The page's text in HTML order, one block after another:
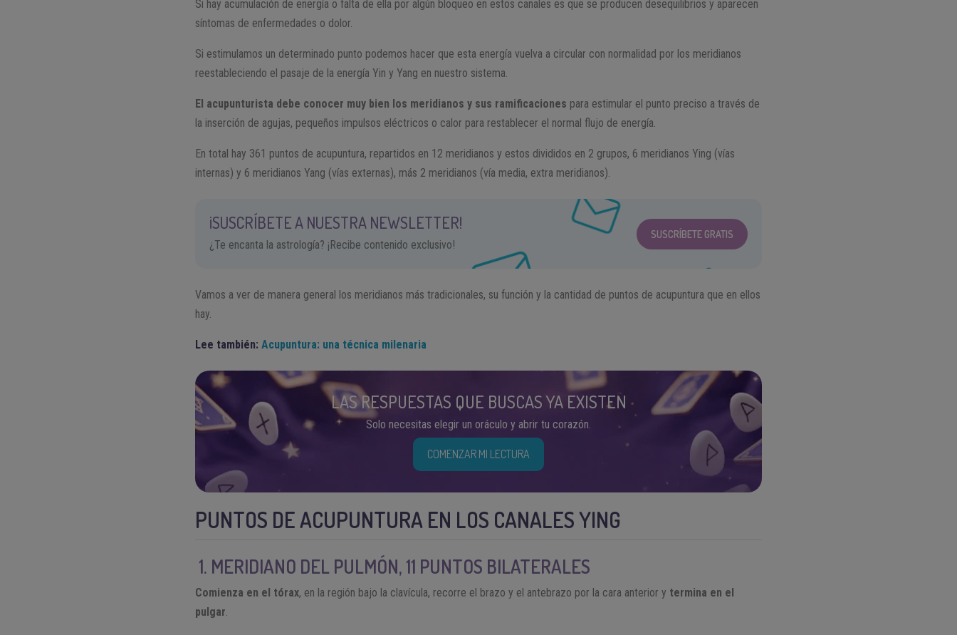
Si hay acumulación de energía o falta de ella por algún bloqueo en estos canales es que se producen desequilibrios y aparecen
síntomas de enfermedades o dolor.
Si estimulamos un determinado punto podemos hacer que esta energía vuelva a circular con normalidad por los meridianos
reestableciendo el pasaje de la energía Yin y Yang en nuestro sistema.
El acupunturista debe conocer muy bien los meridianos y sus ramificaciones para estimular el punto preciso a través de
la inserción de agujas, pequeños impulsos eléctricos o calor para restablecer el normal flujo de energía.
En total hay 361 puntos de acupuntura, repartidos en 12 meridianos y estos divididos en 2 grupos, 6 meridianos Ying (vías
internas) y 6 meridianos Yang (vías externas), más 2 meridianos (vía media, extra meridianos).
¡SUSCRÍBETE A NUESTRA NEWSLETTER!
¿Te encanta la astrología? ¡Recibe contenido exclusivo!
SUSCRÍBETE GRATIS
Vamos a ver de manera general los meridianos más tradicionales, su función y la cantidad de puntos de acupuntura que en ellos
hay.
Lee también: Acupuntura: una técnica milenaria
LAS RESPUESTAS QUE BUSCAS YA EXISTEN
Solo necesitas elegir un oráculo y abrir tu corazón.
COMENZAR MI LECTURA
PUNTOS DE ACUPUNTURA EN LOS CANALES YING
1. MERIDIANO DEL PULMÓN, 11 PUNTOS BILATERALES
Comienza en el tórax, en la región bajo la clavícula, recorre el brazo y el antebrazo por la cara anterior y termina en el
pulgar.